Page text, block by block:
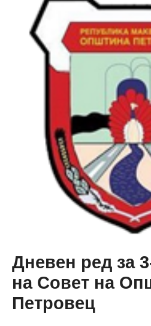
Дневен ред за
на Совет на
Петровец